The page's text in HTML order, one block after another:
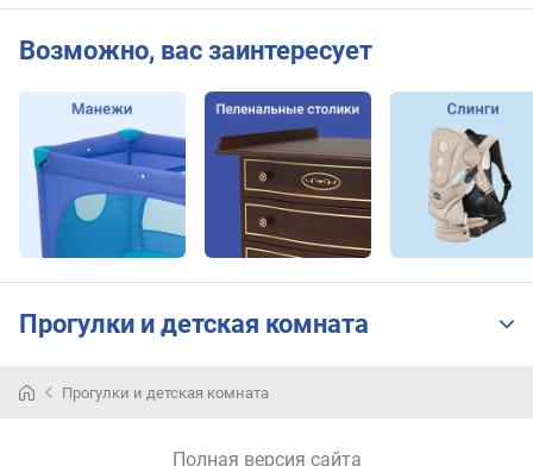
Возможно, вас заинтересует
Прогулки и детская комната
Прогулки и детская комната
Полная версия сайта